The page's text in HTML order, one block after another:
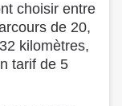
choisir entre
de 20,
kilomètres,
tarif de 5